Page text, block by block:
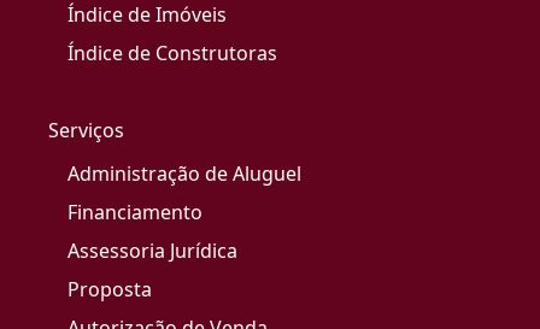
Índice de Imóveis
Índice de Construtoras
Serviços
Administração de Aluguel
Financiamento
Assessoria Jurídica
Proposta